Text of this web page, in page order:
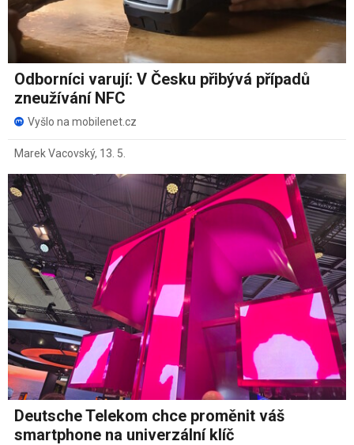
Odborníci varují: V Česku přibývá případů
zneužívání NFC
Vyšlo na mobilenet.cz
Marek Vacovský, 13. 5.
Deutsche Telekom chce proměnit váš
smartphone na univerzální klíč